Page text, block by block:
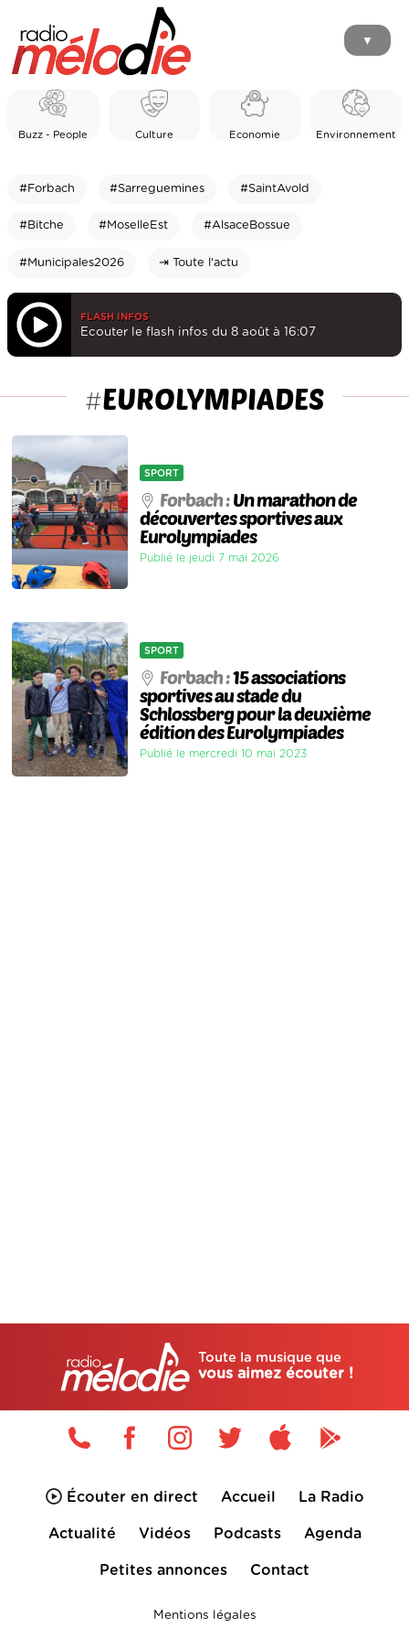
▼
Buzz - People Culture Economie Environnement
#Forbach #Sarreguemines #SaintAvold
#Bitche #MoselleEst #AlsaceBossue
#Municipales2026 ⇥ Toute l'actu
FLASH INFOS
Ecouter le flash infos du 8 août à 16:07
#EUROLYMPIADES
SPORT
Forbach :Un marathon de
découvertes sportives aux
Eurolympiades
Publié le jeudi 7 mai 2026
SPORT
Forbach :15 associations
sportives au stade du
Schlossberg pour la deuxième
édition des Eurolympiades
Publié le mercredi 10 mai 2023
Toute la musique que
vous aimez écouter !
Écouter en direct Accueil La Radio
Actualité Vidéos Podcasts Agenda
Petites annonces Contact
Mentions légales